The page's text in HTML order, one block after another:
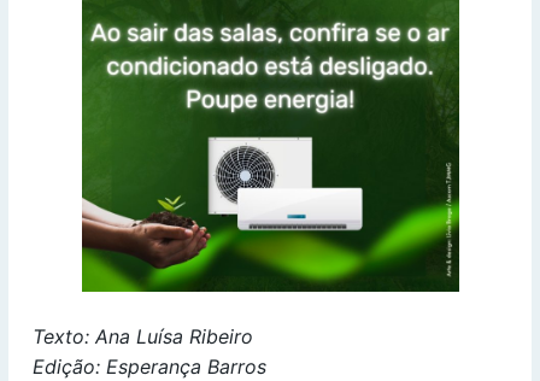
Texto: Ana Luísa Ribeiro
Edição: Esperança Barros